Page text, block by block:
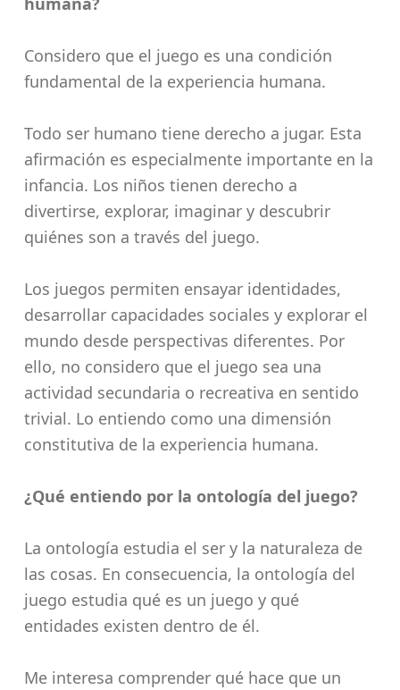
Considero que el juego es una condición
fundamental de la experiencia humana.
Todo ser humano tiene derecho a jugar. Esta
afirmación es especialmente importante en la
infancia. Los niños tienen derecho a
divertirse, explorar, imaginar y descubrir
quiénes son a través del juego.
Los juegos permiten ensayar identidades,
desarrollar capacidades sociales y explorar el
mundo desde perspectivas diferentes. Por
ello, no considero que el juego sea una
actividad secundaria o recreativa en sentido
trivial. Lo entiendo como una dimensión
constitutiva de la experiencia humana.
¿Qué entiendo por la ontología del juego?
La ontología estudia el ser y la naturaleza de
las cosas. En consecuencia, la ontología del
juego estudia qué es un juego y qué
entidades existen dentro de él.
Me interesa comprender qué hace que un